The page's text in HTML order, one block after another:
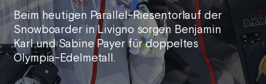
Beim heutigen Parallel-Riesentorlauf der
Snowboarder in Livigno sorgen Benjamin
Karl und Sabine Payer für doppeltes
Olympia-Edelmetall.